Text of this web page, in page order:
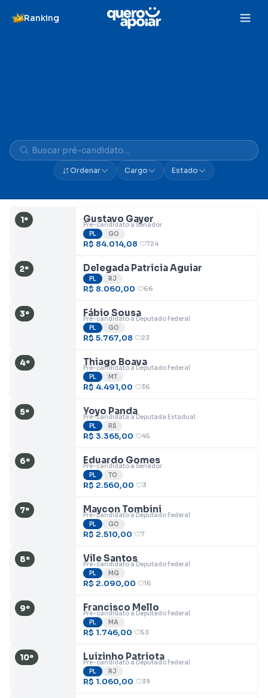
Ranking
Vaquinhas do PL
Ordenar Cargo Estado
1º Gustavo Gayer
Pré-candidato a Senador
PL
GO
R$ 84.014,08 724
2º Delegada Patricia Aguiar
PL RJ
R$ 8.060,00 66
3º Fábio Sousa
Pré-candidato a Deputado Federal
PL
GO
R$ 5.767,08 23
4º Thiago Boava
Pré-candidato a Deputado Federal
PL
MT
R$ 4.491,00 36
5º Yoyo Panda
Pré-candidata a Deputada Estadual
PL
RS
R$ 3.365,00 45
6º Eduardo Gomes
Pré-candidato a Senador
PL
TO
R$ 2.560,00 3
7º Maycon Tombini
Pré-candidato a Deputado Federal
PL
GO
R$ 2.510,00 7
8º Vile Santos
Pré-candidato a Deputado Federal
PL
MG
R$ 2.090,00 16
9º Francisco Mello
Pré-candidato a Deputado Federal
PL
MA
R$ 1.746,00 53
10º Luizinho Patriota
Pré-candidato a Deputado Federal
PL
RJ
R$ 1.060,00 39